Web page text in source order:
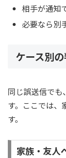
相手が通知
必要なら別
ケース別
同じ誤送信でも
す。ここでは、
す。
家族・友人